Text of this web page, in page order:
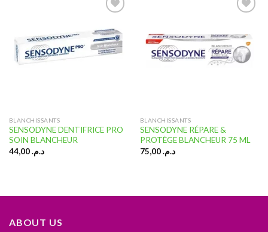
Ajouter
à la liste
BLANCHISSANTS
SENSODYNE DENTIFRICE PRO
SOIN BLANCHEUR
د.م.44,00
Ajouter
à la liste
d’envies
BLANCHISSANTS
SENSODYNE RÉPARE &
PROTÈGE BLANCHEUR 75 ML
د.م.75,00
ABOUT US